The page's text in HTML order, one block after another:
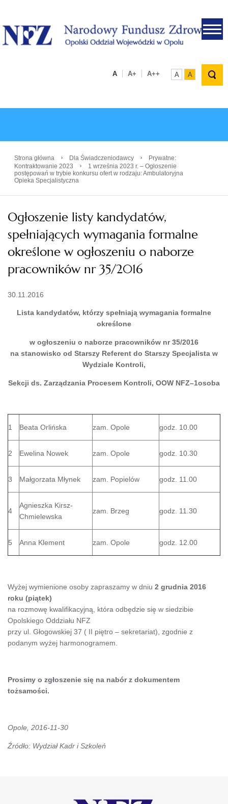
.
A A+ A++ A A
Strona główna › Dla Świadczeniodawcy ›
Prywatne:
Kontraktowanie 2023
›
1 września 2023 r. – Ogłoszenie
postępowań w trybie konkursu ofert w rodzaju: Ambulatoryjna
Opieka Specjalistyczna
Ogłoszenie listy kandydatów,
spełniających wymagania formalne
określone w ogłoszeniu o naborze
pracowników nr 35/2016
30.11.2016
Lista kandydatów, którzy spełniają wymagania formalne
określone
w ogłoszeniu o naborze pracowników nr 35/2016
na stanowisko od Starszy Referent do Starszy Specjalista w
Wydziale Kontroli,
Sekcji ds. Zarządzania Procesem Kontroli, OOW NFZ–1osoba
1 Beata Orlińska zam. Opole godz. 10.00
2 Ewelina Nowek zam. Opole godz. 10.30
3 Małgorzata Młynek zam. Popielów godz. 11.00
4
Agnieszka Kirsz-
Chmielewska
zam. Brzeg godz. 11.30
5 Anna Klement zam. Opole godz. 12.00
Wyżej wymienione osoby zapraszamy w dniu 2 grudnia 2016
roku (piątek)
na rozmowę kwalifikacyjną, która odbędzie się w siedzibie
Opolskiego Oddziału NFZ
przy ul. Głogowskiej 37 ( II piętro – sekretariat), zgodnie z
podanym wyżej harmonogramem.
Prosimy o zgłoszenie się na nabór z dokumentem
tożsamości.
Opole, 2016-11-30
Źródło: Wydział Kadr i Szkoleń